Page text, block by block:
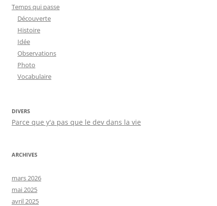
Temps qui passe
Découverte
Histoire
Idée
Observations
Photo
Vocabulaire
DIVERS
Parce que y'a pas que le dev dans la vie
ARCHIVES
mars 2026
mai 2025
avril 2025